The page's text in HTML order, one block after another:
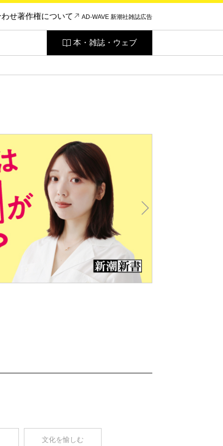
せ著作権について AD-WAVE 新潮社雑誌広告
本・雑誌・ウェブ
文化を愉しむ